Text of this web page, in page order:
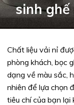
sinh
Chất liệu vải nỉ
phòng khách, bọc
dạng về màu sắc,
nhiên để lựa chọn
tiêu chí của bạn lại